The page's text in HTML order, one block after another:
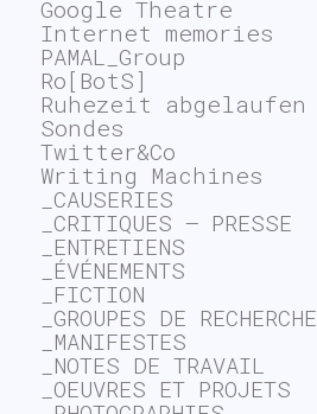
Google Theatre
Internet memories
PAMAL_Group
Ro[BotS]
Ruhezeit abgelaufen
Sondes
Twitter&Co
Writing Machines
_CAUSERIES
_CRITIQUES – PRESSE
_ENTRETIENS
_ÉVÉNEMENTS
_FICTION
_GROUPES DE RECHERCHE
_MANIFESTES
_NOTES DE TRAVAIL
_OEUVRES ET PROJETS